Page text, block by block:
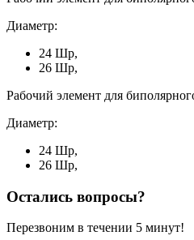
Диаметр:
24 Шр,
26 Шр,
Рабочий элемент для
Диаметр:
24 Шр,
26 Шр,
Остались вопросы?
Перезвоним в течении 5 минут!